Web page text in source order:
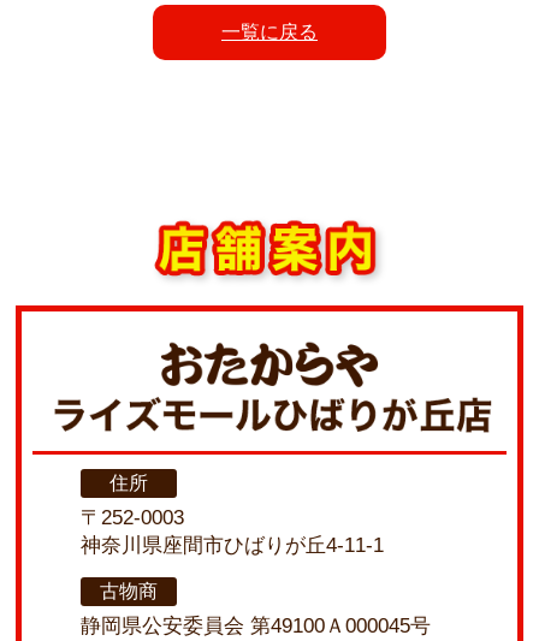
⼀覧に戻る
住所
〒252-0003
神奈川県座間市ひばりが丘4-11-1
古物商
静岡県公安委員会 第49100Ａ000045号